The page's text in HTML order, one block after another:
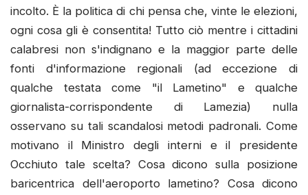
incolto. È la politica di chi pensa che, vinte le elezioni,
ogni cosa gli è consentita! Tutto ciò mentre i cittadini
calabresi non s'indignano e la maggior parte delle
fonti d'informazione regionali (ad eccezione di
qualche testata come "il Lametino" e qualche
giornalista-corrispondente di Lamezia) nulla
osservano su tali scandalosi metodi padronali. Come
motivano il Ministro degli interni e il presidente
Occhiuto tale scelta? Cosa dicono sulla posizione
baricentrica dell'aeroporto lametino? Cosa dicono